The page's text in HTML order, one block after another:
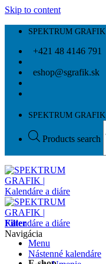
Skip to content
SPEKTRUM GRAFIK
+421 48 4146 791
eshop@sgrafik.sk
SPEKTRUM GRAFIK
Products search
Menu
Filter
Navigácia
Nástenné kalendáre